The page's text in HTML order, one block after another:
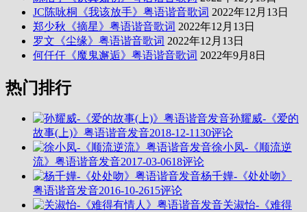
JC陈咏桐《我该放手》粤语谐音歌词 2022年12月13日
郑少秋《摘星》粤语谐音歌词 2022年12月13日
罗文《尘缘》粤语谐音歌词 2022年12月13日
何仟仟《魔鬼邂逅》粤语谐音歌词 2022年9月8日
热门排行
孙耀威-《爱的
故事(上)》粤语谐音发音2018-12-1130评论
徐小凤-《顺流逆
流》粤语谐音发音2017-03-0618评论
杨千嬅-《处处吻》
粤语谐音发音2016-10-2615评论
关淑怡-《难得